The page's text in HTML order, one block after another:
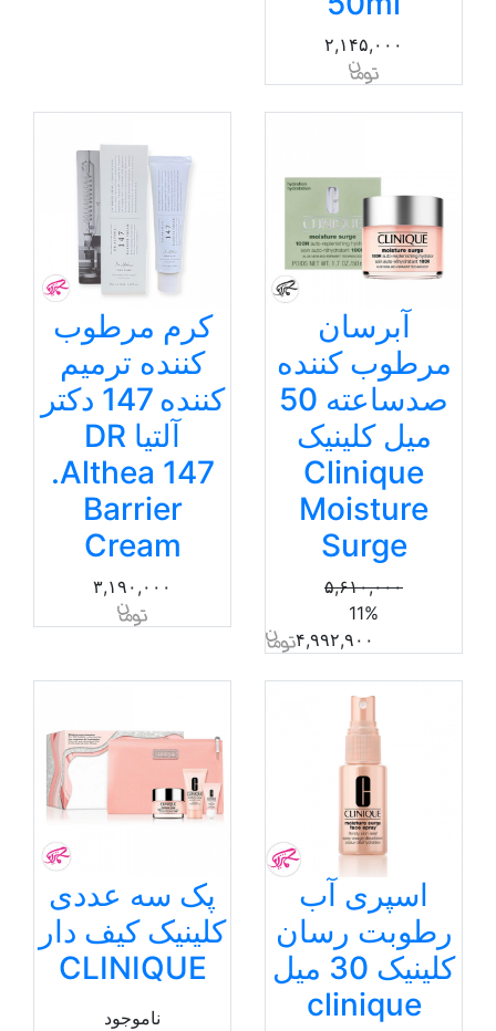
۲,۱۴۵,۰۰۰
آبرسان
مرطوب کننده
صدساعته 50
میل کلینیک
Clinique
Moisture
Surge
۵,۶۱۰,۰۰۰
11%
۴,۹۹۲,۹۰۰
کرم مرطوب
کننده ترمیم
کننده 147 دکتر
آلتیا DR
.Althea 147
Barrier
Cream
۳,۱۹۰,۰۰۰
اسپری آب
رطوبت رسان
کلینیک 30 میل
clinique
پک سه عددی
کلینیک کیف دار
CLINIQUE
ناموجود